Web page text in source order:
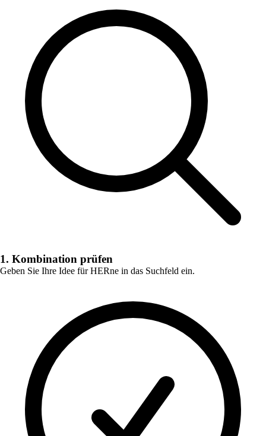
1. Kombination prüfen
Geben Sie Ihre Idee fürHERne in das Suchfeld ein.